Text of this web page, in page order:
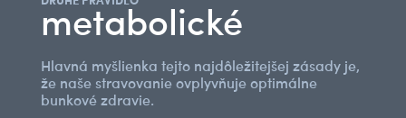
metabolické
Hlavná myšlienka tejto najdôležitejšej zásady je,
že naše stravovanie ovplyvňuje optimálne
bunkové zdravie.